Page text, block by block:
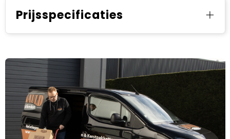
Prijsspecificaties